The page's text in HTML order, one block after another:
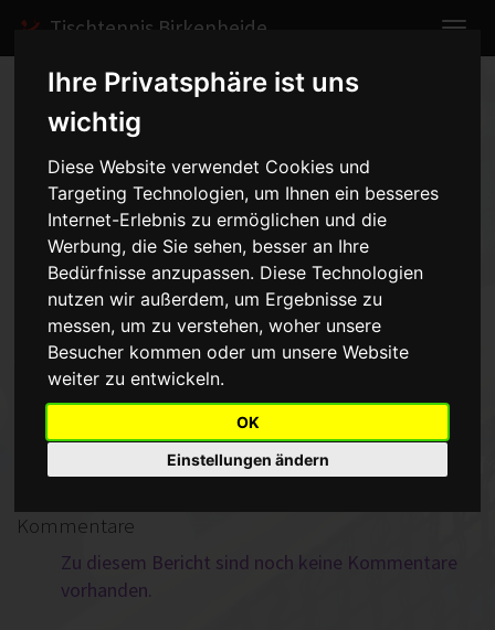
Ihre Privatsphäre ist uns
wichtig
Diese Website verwendet Cookies und
Targeting Technologien, um Ihnen ein besseres
Internet-Erlebnis zu ermöglichen und die
Werbung, die Sie sehen, besser an Ihre
Bedürfnisse anzupassen. Diese Technologien
nutzen wir außerdem, um Ergebnisse zu
messen, um zu verstehen, woher unsere
Besucher kommen oder um unsere Website
weiter zu entwickeln.
OK
Einstellungen ändern
Tischtennis Birkenheide
Home Spiele 2020/2021
Jungen II
Spielbericht anzeigen
Jungen II - SV
Kirchheimbolanden - 0:0
vom 09.01.2021 14:30 Uhr
abgemeldet
Zurück
Kommentare
Zu diesem Bericht sind noch keine Kommentare
vorhanden.